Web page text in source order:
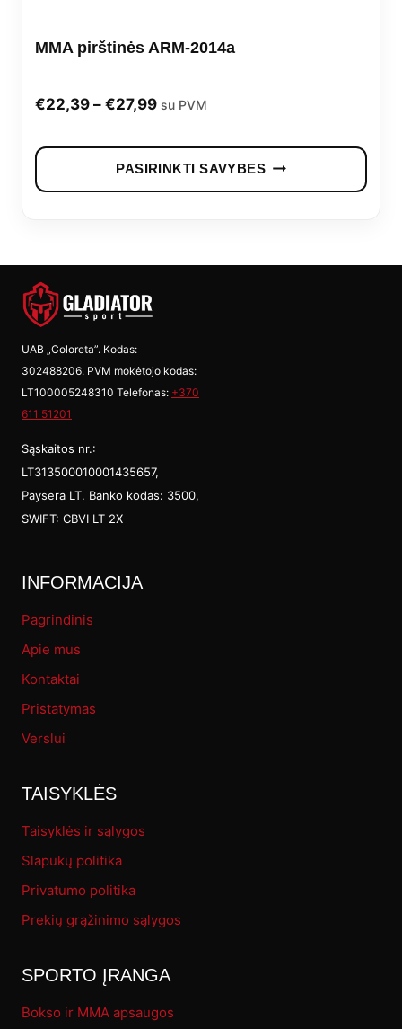
MMA pirštinės ARM-2014a
€22,39 – €27,99Price
€22,39
through
su PVM
PASIRINKTI SAVYBES
This
UAB „Coloreta”. Kodas:
302488206. PVM mokėtojo kodas:
LT100005248310 Telefonas: +370
611 51201
Sąskaitos nr.:
LT313500010001435657,
Paysera LT. Banko kodas: 3500,
SWIFT: CBVI LT 2X
INFORMACIJA
Pagrindinis
Apie mus
Kontaktai
Pristatymas
Verslui
TAISYKLĖS
Taisyklės ir sąlygos
Slapukų politika
Privatumo politika
Prekių grąžinimo sąlygos
SPORTO ĮRANGA
Bokso ir MMA apsaugos